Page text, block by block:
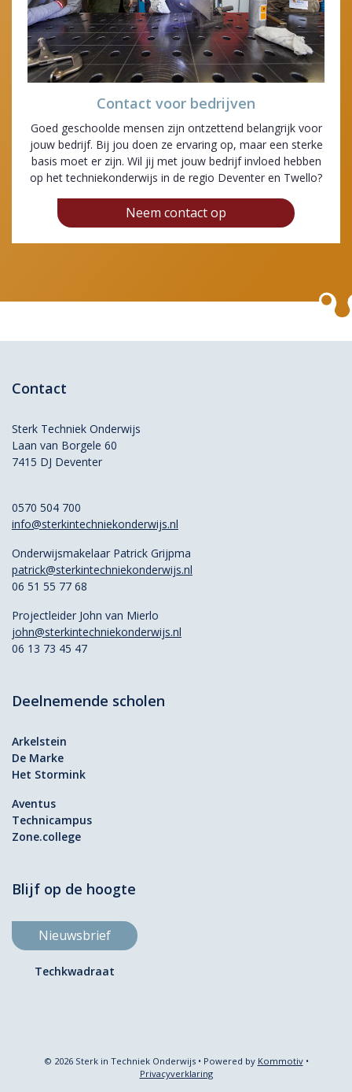
Contact voor bedrijven
Goed geschoolde mensen zijn ontzettend belangrijk voor
jouw bedrijf. Bij jou doen ze ervaring op, maar een sterke
basis moet er zijn. Wil jij met jouw bedrijf invloed hebben
op het techniekonderwijs in de regio Deventer en Twello?
Neem contact op
Contact
Sterk Techniek Onderwijs
Laan van Borgele 60
7415 DJ Deventer
0570 504 700
info@sterkintechniekonderwijs.nl
Onderwijsmakelaar Patrick Grijpma
patrick@sterkintechniekonderwijs.nl
06 51 55 77 68
Projectleider John van Mierlo
john@sterkintechniekonderwijs.nl
06 13 73 45 47
Deelnemende scholen
Arkelstein
De Marke
Het Stormink
Aventus
Technicampus
Zone.college
Blijf op de hoogte
Nieuwsbrief
Techkwadraat
© 2026 Sterk in Techniek Onderwijs • Powered by Kommotiv•
Privacyverklaring